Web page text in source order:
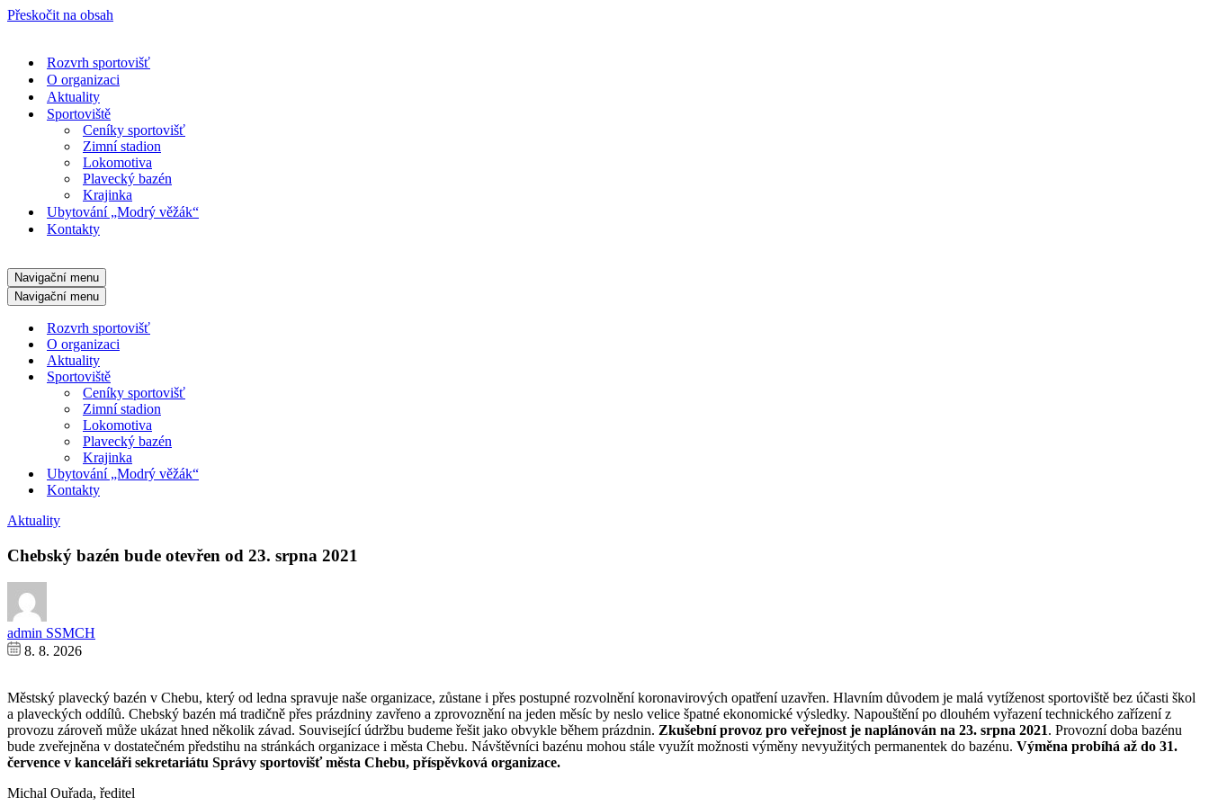
Přeskočit na obsah
Rozvrh sportovišť
O organizaci
Aktuality
Sportoviště
Ceníky sportovišť
Zimní stadion
Lokomotiva
Plavecký bazén
Krajinka
Ubytování „Modrý věžák“
Kontakty
Navigační menu
Navigační menu
Rozvrh sportovišť
O organizaci
Aktuality
Sportoviště
Ceníky sportovišť
Zimní stadion
Lokomotiva
Plavecký bazén
Krajinka
Ubytování „Modrý věžák“
Kontakty
Aktuality
Chebský bazén bude otevřen od 23. srpna 2021
admin SSMCH
8. 8. 2026
Městský plavecký bazén v Chebu, který od ledna spravuje naše organizace, zůstane i přes postupné rozvolnění koronavirových opatření uzavřen. Hlavním důvodem je malá vytíženost sportoviště bez účasti škol
a plaveckých oddílů. Chebský bazén má tradičně přes prázdniny zavřeno a zprovoznění na jeden měsíc by neslo velice špatné ekonomické výsledky. Napouštění po dlouhém vyřazení technického zařízení z
provozu zároveň může ukázat hned několik závad. Související údržbu budeme řešit jako obvykle během prázdnin. Zkušební provoz pro veřejnost je naplánován na 23. srpna 2021. Provozní doba bazénu
bude zveřejněna v dostatečném předstihu na stránkách organizace i města Chebu. Návštěvníci bazénu mohou stále využít možnosti výměny nevyužitých permanentek do bazénu. Výměna probíhá až do 31.
července v kanceláři sekretariátu Správy sportovišť města Chebu, příspěvková organizace.
Michal Ouřada, ředitel